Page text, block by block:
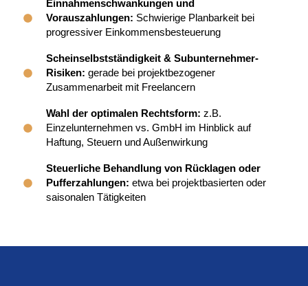
Einnahmenschwankungen und
Vorauszahlungen: Schwierige Planbarkeit bei
progressiver Einkommensbesteuerung
Scheinselbstständigkeit & Subunternehmer-
Risiken: gerade bei projektbezogener
Zusammenarbeit mit Freelancern
Wahl der optimalen Rechtsform: z.B.
Einzelunternehmen vs. GmbH im Hinblick auf
Haftung, Steuern und Außenwirkung
Steuerliche Behandlung von Rücklagen oder
Pufferzahlungen: etwa bei projektbasierten oder
saisonalen Tätigkeiten